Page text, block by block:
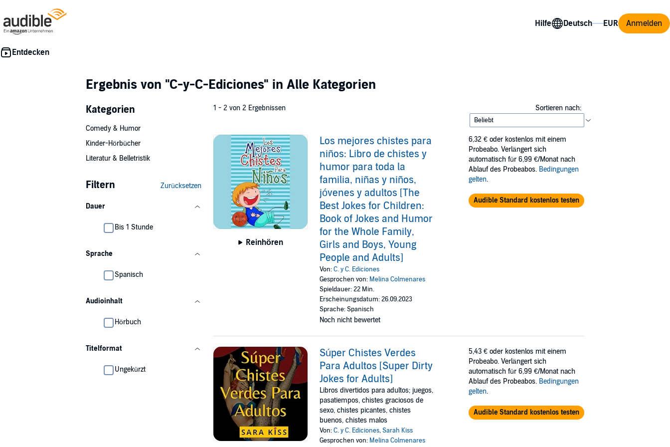
Hilfe Anmelden
Ergebnis von "C-y-C-Ediciones" in Alle Kategorien
Kategorien
Comedy & Humor
Kinder-Hörbücher
Literatur & Belletristik
Filtern Zurücksetzen
Dauer
Bis 1 Stunde
Sprache
Spanisch
Audioinhalt
Hörbuch
Titelformat
Ungekürzt
1 - 2 von 2 Ergebnissen Sortieren nach:
Reinhören
Los mejores chistes para
niños: Libro de chistes y
humor para toda la
familia, niñas y niños,
jóvenes y adultos [The
Best Jokes for Children:
Book of Jokes and Humor
for the Whole Family,
Girls and Boys, Young
People and Adults]
Von:C. y C. Ediciones
Gesprochen von: Melina Colmenares
Spieldauer: 22 Min.
Erscheinungsdatum: 26.09.2023
Sprache: Spanisch
Noch nicht bewertet
6,32 € oder kostenlos mit einem
Probeabo. Verlängert sich
automatisch für 6,99 €/Monat nach
Ablauf des Probeabos. Bedingungen
gelten.
Audible Standard kostenlos testen
Súper Chistes Verdes
Para Adultos [Super Dirty
Jokes for Adults]
Libros divertidos para adultos; juegos,
pasatiempos, chistes graciosos de
sexo, chistes picantes, chistes
buenos, chistes malos
Von:C. y C. Ediciones,Sarah Kiss
Gesprochen von: Melina Colmenares
5,43 € oder kostenlos mit einem
Probeabo. Verlängert sich
automatisch für 6,99 €/Monat nach
Ablauf des Probeabos. Bedingungen
gelten.
Audible Standard kostenlos testen